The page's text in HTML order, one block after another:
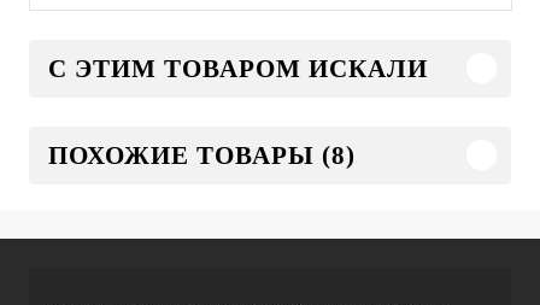
C ЭТИМ ТОВАРОМ ИСКАЛИ
ПОХОЖИЕ ТОВАРЫ (8)